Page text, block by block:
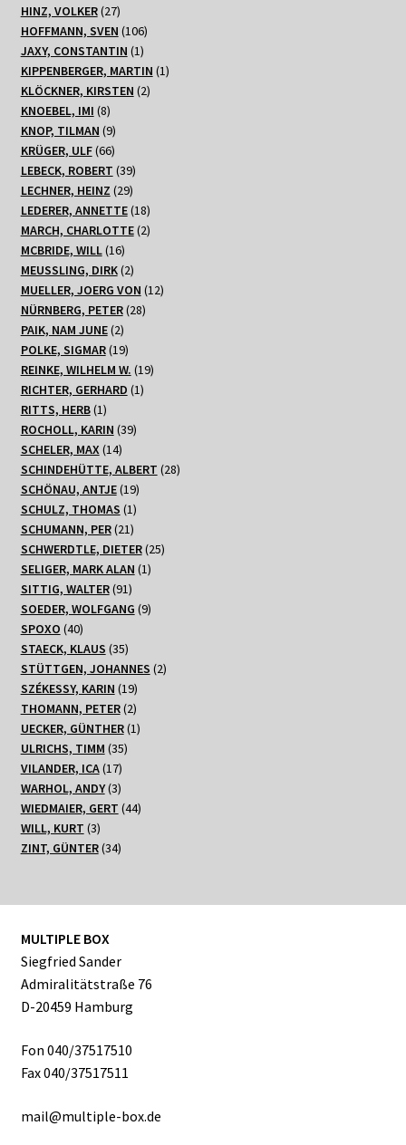
HINZ, VOLKER 2727
Produkte
HOFFMANN, SVEN 106106
Produkte
JAXY, CONSTANTIN 11
Produkt
KIPPENBERGER, MARTIN 11
KLÖCKNER, KIRSTEN 22
KNOEBEL, IMI 88
Produkte
KNOP, TILMAN 99
Produkte
KRÜGER, ULF 6666
Produkte
LEBECK, ROBERT 3939
Produkte
LECHNER, HEINZ 2929
Produkte
LEDERER, ANNETTE 1818
Produkte
MARCH, CHARLOTTE 22
MCBRIDE, WILL 1616
Produkte
MEUSSLING, DIRK 22
Produkte
MUELLER, JOERG VON 1212
NÜRNBERG, PETER 2828
PAIK, NAM JUNE 22
Produkte
POLKE, SIGMAR 1919
Produkte
REINKE, WILHELM W. 1919
RICHTER, GERHARD 11
RITTS, HERB 11
Produkt
ROCHOLL, KARIN 3939
SCHELER, MAX 1414
Produkte
SCHINDEHÜTTE, ALBERT 2828
SCHÖNAU, ANTJE 1919
Produkte
SCHULZ, THOMAS 11
Produkt
SCHUMANN, PER 2121
Produkte
SCHWERDTLE, DIETER 2525
SELIGER, MARK ALAN 11
SITTIG, WALTER 9191
Produkte
SOEDER, WOLFGANG 99
SPOXO 4040
Produkte
STAECK, KLAUS 3535
Produkte
STÜTTGEN, JOHANNES 22
SZÉKESSY, KARIN 1919
Produkte
THOMANN, PETER 22
Produkte
UECKER, GÜNTHER 11
ULRICHS, TIMM 3535
VILANDER, ICA 1717
Produkte
WARHOL, ANDY 33
Produkte
WIEDMAIER, GERT 4444
WILL, KURT 33
Produkte
ZINT, GÜNTER 3434
MULTIPLE BOX
Siegfried Sander
Admiralitätstraße 76
D-20459 Hamburg
Fon 040/37517510
Fax 040/37517511
mail@multiple-box.de